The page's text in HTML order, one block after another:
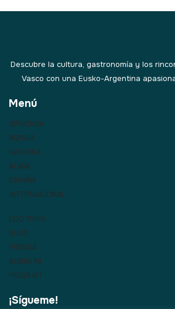
Descubre la cultura, gastronomía y los
Vasco con una Eusko-Argentina
Menú
GIPUZKOA
BIZKAIA
NAVARRA
ÁLAVA
ESPAÑA
INTERNACIONAL
ECO TRIPS
SHOP
PRENSA
SOBRE MI
MEDIA KIT
¡Sígueme!